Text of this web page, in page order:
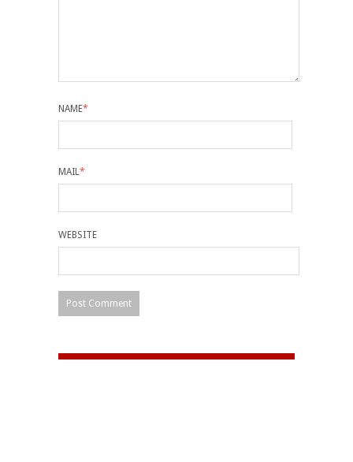
NAME*
MAIL *
WEBSITE